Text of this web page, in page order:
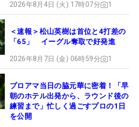
2026年8月4日 (火) 17時07分 1
＜速報＞松山英樹は首位と4打差の
「65」 イーグル奪取で好発進
2026年8月7日 (金) 06時59分 1
プロアマ当日の脇元華に密着！「早
朝のホテル出発から、ラウンド後の
練習まで」忙しく過ごすプロの1日
を公開